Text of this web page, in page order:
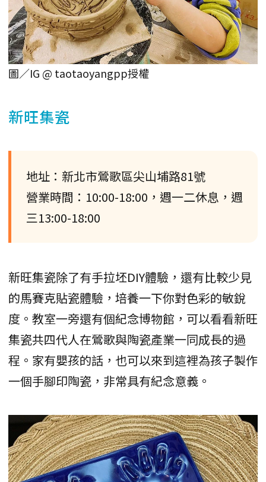
圖／IG @ taotaoyangpp授權
新旺集瓷
地址：新北市鶯歌區尖山埔路81號
營業時間：10:00-18:00，週一二休息，週
三13:00-18:00
新旺集瓷除了有手拉坯DIY體驗，還有比較少見
的馬賽克貼瓷體驗，培養一下你對色彩的敏銳
度。教室一旁還有個紀念博物館，可以看看新旺
集瓷共四代人在鶯歌與陶瓷產業一同成長的過
程。家有嬰孩的話，也可以來到這裡為孩子製作
一個手腳印陶瓷，非常具有紀念意義。